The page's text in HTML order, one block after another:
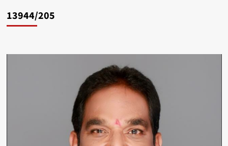
13944/205